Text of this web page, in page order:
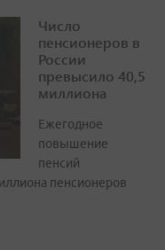
Число
пенсионеров в
России
превысило 40,5
миллиона
Ежегодное
повышение
пенсий
пенсионеров